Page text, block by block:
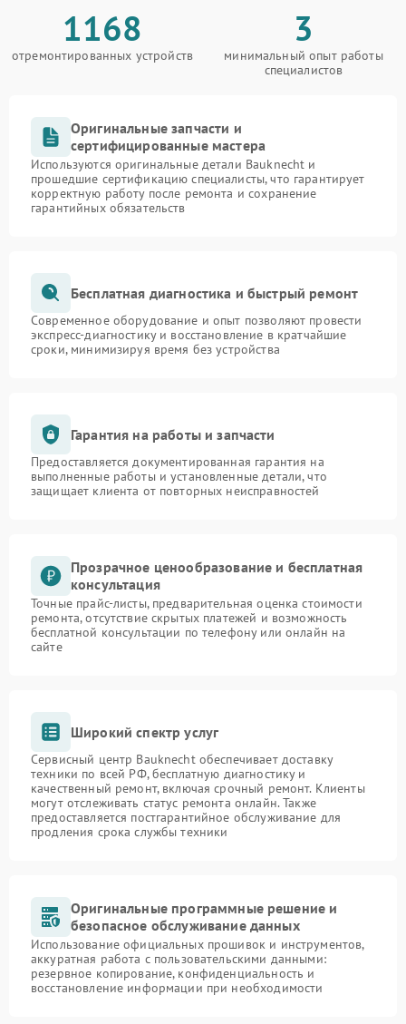
1168
отремонтированных устройств
3
минимальный опыт работы
специалистов
Оригинальные запчасти и
сертифицированные мастера
Используются оригинальные детали Bauknecht и
прошедшие сертификацию специалисты, что гарантирует
корректную работу после ремонта и сохранение
гарантийных обязательств
Бесплатная диагностика и быстрый ремонт
Современное оборудование и опыт позволяют провести
экспресс-диагностику и восстановление в кратчайшие
сроки, минимизируя время без устройства
Гарантия на работы и запчасти
Предоставляется документированная гарантия на
выполненные работы и установленные детали, что
защищает клиента от повторных неисправностей
Прозрачное ценообразование и бесплатная
консультация
Точные прайс-листы, предварительная оценка стоимости
ремонта, отсутствие скрытых платежей и возможность
бесплатной консультации по телефону или онлайн на
сайте
Широкий спектр услуг
Сервисный центр Bauknecht обеспечивает доставку
техники по всей РФ, бесплатную диагностику и
качественный ремонт, включая срочный ремонт. Клиенты
могут отслеживать статус ремонта онлайн. Также
предоставляется постгарантийное обслуживание для
продления срока службы техники
Оригинальные программные решение и
безопасное обслуживание данных
Использование официальных прошивок и инструментов,
аккуратная работа с пользовательскими данными:
резервное копирование, конфиденциальность и
восстановление информации при необходимости